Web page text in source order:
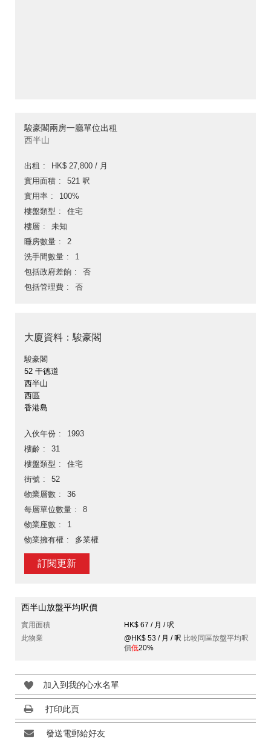
駿豪閣兩房一廳單位出租
西半山
出租
HK$ 27,800 / 月
實用面積
521 呎
實用率
100%
樓盤類型
住宅
樓層
未知
睡房數量
2
洗手間數量
1
包括政府差餉
否
包括管理費
否
大廈資料：駿豪閣
駿豪閣
52 干德道
西半山
西區
香港島
入伙年份
1993
樓齡
31
樓盤類型
住宅
街號
52
物業層數
36
每層單位數量
8
物業座數
1
物業擁有權
多業權
訂閱更新
西半山放盤平均呎價
實用面積
HK$ 67 / 月 / 呎
此物業
@HK$ 53 / 月 / 呎 比較同區放盤平均呎
價低20%
加入到我的心水名單
打印此頁
發送電郵給好友